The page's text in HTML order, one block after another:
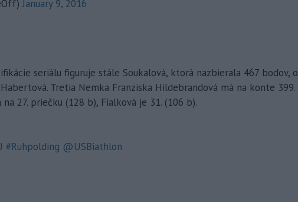
January 9, 2016
seriálu figuruje stále Soukalová, ktorá nazbierala 467 bodov, o
Tretia Nemka Franziska Hildebrandová má na konte 399.
na 27. priečku (128 b), Fialková je 31. (106 b).
#Ruhpolding @USBiathlon